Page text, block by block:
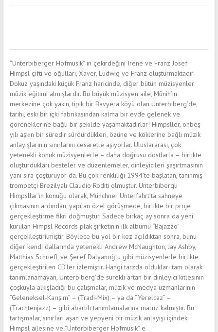
“Unterbiberger Hofmusik” in çekirdeğini Irene ve Franz Josef
Himpsl çifti ve oğulları, Xaver, Ludwig ve Franz oluşturmaktadır.
Dokuz yaşındaki küçük Franz haricinde, diğer bütün müzisyenler
müzik eğitimi almışlardır. Bu büyük müzisyen aile, Münih’in
merkezine çok yakın, tipik bir Bavyera köyü olan Unterbiberg’de,
tarihi, eski bir içki fabrikasından kalma bir evde gelenek ve
göreneklerine bağlı bir şekilde yaşamaktadırlar! Himpsller, onbeş
yılı aşkın bir süredir sürdürdükleri, özüne ve köklerine bağlı müzik
anlayışlarının sınırlarını cesaretle aşıyorlar. Uluslararası, çok
yetenekli konuk müzisyenlerle – daha doğrusu dostlarla – birlikte
oluşturdukları besteler ve düzenlemeler, dinleyicileri şaşırtmasının
yanı sıra çoşturuyor da. Bu çok renkliliği 1994’te başlatan, tanınmış
trompetçi Brezilyalı Claudio Roditi olmuştur. Unterbibergli
Himpsllar’ın konuğu olarak, Münchner Unterfahrt’ta sahneye
çıkmasının ardından, yapılan özel görüşmede, birlikte bir proje
gerçekleştirme fikri doğmuştur. Sadece birkaç ay sonra da yeni
kurulan Himpsl Records plak şirketinin ilk albümü “Bajazzo”
gerçekleştirilmiştir. Böylece bu yol bir kez açıldıktan sonra, bunu
diğer kendi dallarında yetenekli Andrew McNaughton, Jay Ashby,
Matthias Schriefl, ve Şeref Dalyanoğlu gibi müzisyenlerle birlikte
gerçekleştirilen CD’ler izlemiştir. Hangi tarzda oldukları tam olarak
tanımlanamayan, Unterbiberg’de sürekli artan bir dinleyici kitlesinin
çoşkuyla alkışladığı bu çalışmalar, müzik ve medya uzmanlarının
“Geleneksel-Karışım” – (Tradi-Mix) – ya da “Yerelcaz” –
(Trachtenjazz) – gibi abartılı tanımlamalarına maruz kalmıştır. Bu
tartışmalar, sınırları aşan ve yepyeni bir müzik anlayışı içindeki
Himpsl ailesine ve “Unterbiberger Hofmusik” e